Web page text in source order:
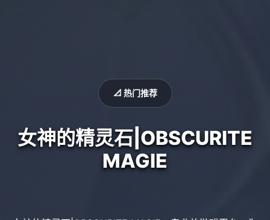
📐 热门推荐
女神的精灵石|OBSCURITE
MAGIE